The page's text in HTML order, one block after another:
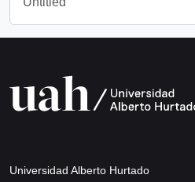
Universidad Alberto Hurtado